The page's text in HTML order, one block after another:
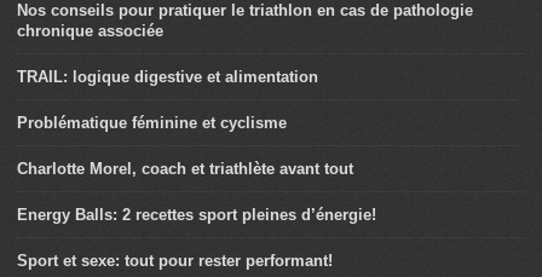
Nos conseils pour pratiquer le triathlon en cas de pathologie
chronique associée
TRAIL: logique digestive et alimentation
Problématique féminine et cyclisme
Charlotte Morel, coach et triathlète avant tout
Energy Balls: 2 recettes sport pleines d’énergie!
Sport et sexe: tout pour rester performant!